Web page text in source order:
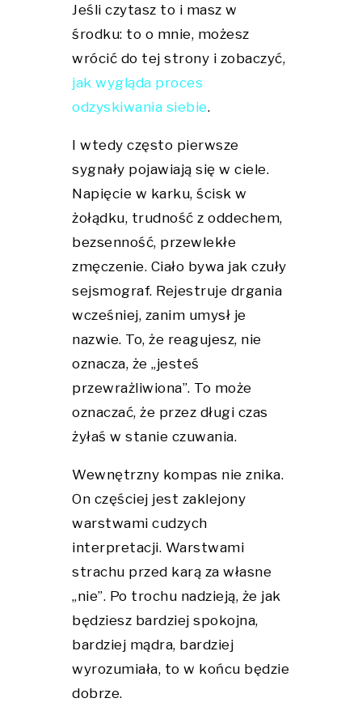
Jeśli czytasz to i masz w
środku: to o mnie, możesz
wrócić do tej strony i zobaczyć,
jak wygląda proces
odzyskiwania siebie.
I wtedy często pierwsze
sygnały pojawiają się w ciele.
Napięcie w karku, ścisk w
żołądku, trudność z oddechem,
bezsenność, przewlekłe
zmęczenie. Ciało bywa jak czuły
sejsmograf. Rejestruje drgania
wcześniej, zanim umysł je
nazwie. To, że reagujesz, nie
oznacza, że „jesteś
przewrażliwiona”. To może
oznaczać, że przez długi czas
żyłaś w stanie czuwania.
Wewnętrzny kompas nie znika.
On częściej jest zaklejony
warstwami cudzych
interpretacji. Warstwami
strachu przed karą za własne
„nie”. Po trochu nadzieją, że jak
będziesz bardziej spokojna,
bardziej mądra, bardziej
wyrozumiała, to w końcu będzie
dobrze.